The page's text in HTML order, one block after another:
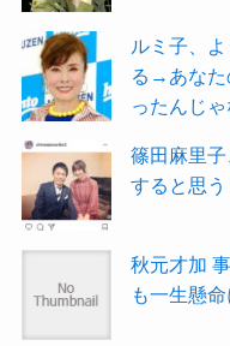
ルミ子、
る→あなた
ったんじ
篠田麻里
すると思う
秋元才加
も一生懸